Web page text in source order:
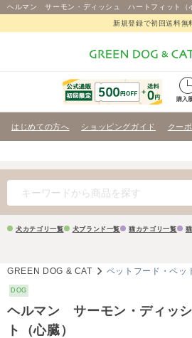
ヘルマン サーモン・ディッシュ ハートフィット（
新規登録で初回送料無
購入
はじめての方へ ショッピングガイド クー
犬カテゴリ一覧 犬ブランド一覧 猫カテゴリ一覧
GREEN DOG & CAT ペットフード・ペッ
DOG
ヘルマン サーモン・ディッ
ト（心臓）